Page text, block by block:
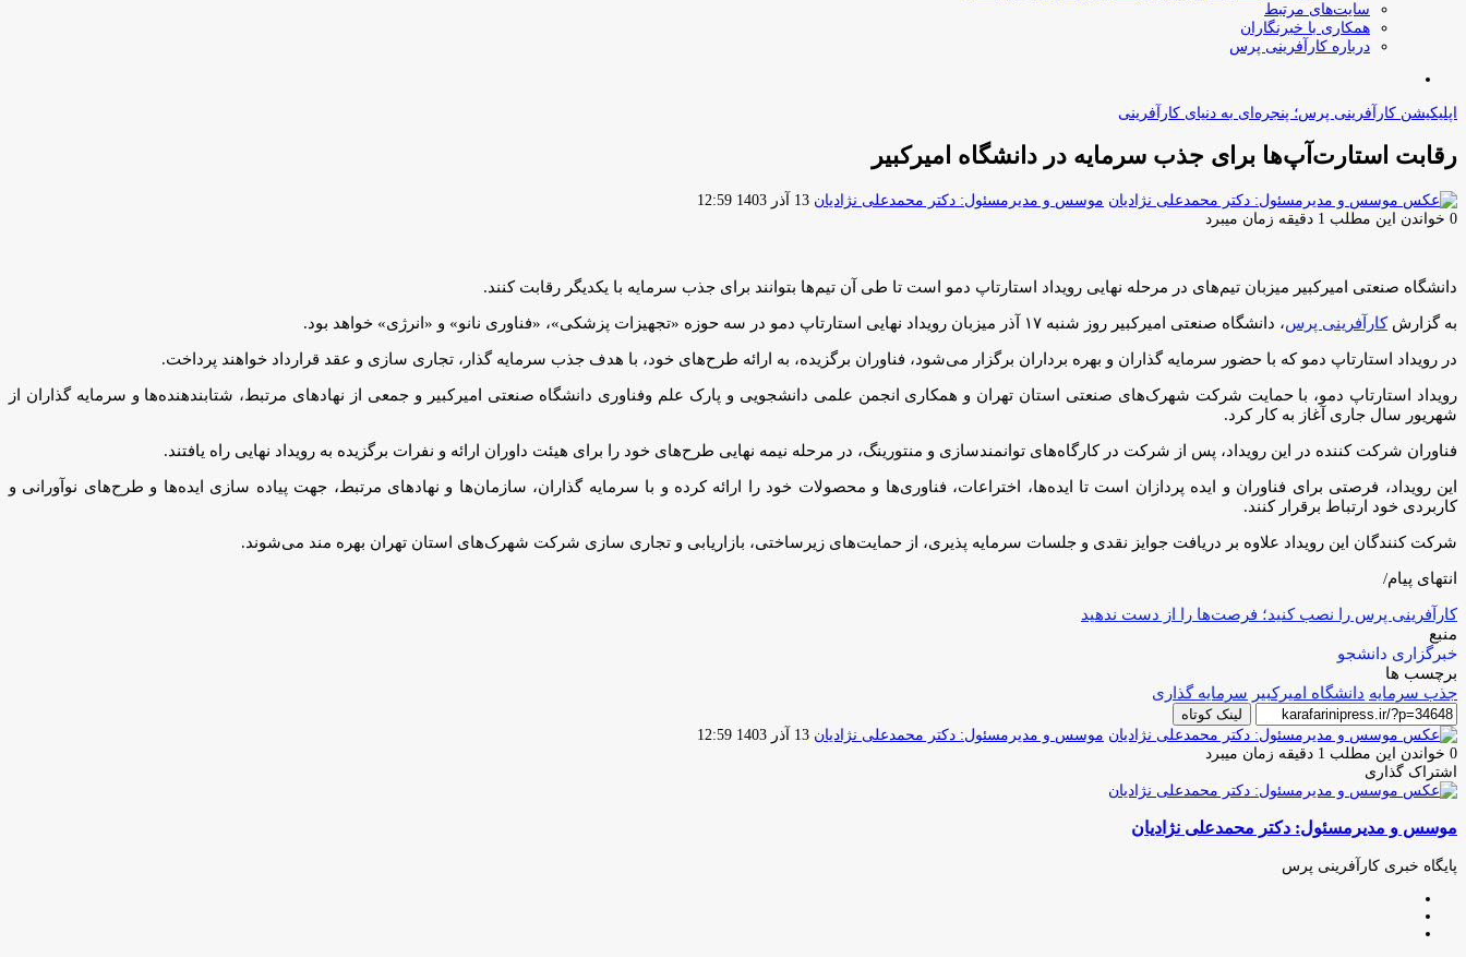
سایت‌های مرتبط
همکاری با خبرنگاران
درباره کارآفرینی پرس
اپلیکیشن کارآفرینی پرس؛ پنجره‌ای به دنیای کارآفرینی
رقابت استارت‌آپ‌ها برای جذب سرمایه در دانشگاه امیرکبیر
موسس و مدیرمسئول: دکتر محمدعلی نژادیان ارسال
13 آذر 1403 12:59
0 خواندن این مطلب 1 دقیقه زمان میبرد
دانشگاه صنعتی امیرکبیر میزبان تیم‌های در مرحله نهایی رویداد استارتاپ دمو است تا طی آن تیم‌ها بتوانند برای جذب سرمایه با یکدیگر رقابت کنند.
به گزارشکارآفرینی پرس، دانشگاه صنعتی امیرکبیر روز شنبه ۱۷ آذر میزبان رویداد نهایی استارتاپ دمو در سه حوزه «تجهیزات پزشکی»، «فناوری نانو» و «انرژی» خواهد بود.
در رویداد استارتاپ دمو که با حضور سرمایه گذاران و بهره برداران برگزار می‌شود، فناوران برگزیده، به ارائه طرح‌های خود، با هدف جذب سرمایه گذار، تجاری سازی و عقد قرارداد خواهند پرداخت.
رویداد استارتاپ دمو، با حمایت شرکت شهرک‌های صنعتی استان تهران و همکاری انجمن علمی دانشجویی و پارک علم وفناوری دانشگاه صنعتی امیرکبیر و جمعی از نهاد‌های مرتبط، شتابندهنده‌ها و سرمایه گذاران از
شهریور سال جاری آغاز به کار کرد.
فناوران شرکت کننده در این رویداد، پس از شرکت در کارگاه‌های توانمندسازی و منتورینگ، در مرحله نیمه نهایی طرح‌های خود را برای هیئت داوران ارائه و نفرات برگزیده به رویداد نهایی راه یافتند.
این رویداد، فرصتی برای فناوران و ایده پردازان است تا ایده‌ها، اختراعات، فناوری‌ها و محصولات خود را ارائه کرده و با سرمایه گذاران، سازمان‌ها و نهاد‌های مرتبط، جهت پیاده سازی ایده‌ها و طرح‌های نوآورانی و
کاربردی خود ارتباط برقرار کنند.
شرکت کنندگان این رویداد علاوه بر دریافت جوایز نقدی و جلسات سرمایه پذیری، از حمایت‌های زیرساختی، بازاریابی و تجاری سازی شرکت شهرک‌های استان تهران بهره مند می‌شوند.
انتهای پیام/
کارآفرینی پرس را نصب کنید؛ فرصت‌ها را از دست ندهید
منبع
خبرگزاری دانشجو
برچسب ها
جذب سرمایه دانشگاه امیرکبیر سرمایه گذاری
لینک کوتاه
موسس و مدیرمسئول: دکتر محمدعلی نژادیان ارسال
13 آذر 1403 12:59
0 خواندن این مطلب 1 دقیقه زمان میبرد
اشتراک گذاری
فیس
توئیتر
لینکدین
واتس
تلگرام
اشتراک
از
ایمیل
چاپ
موسس و مدیرمسئول: دکتر محمدعلی نژادیان
پایگاه خبری کارآفرینی پرس